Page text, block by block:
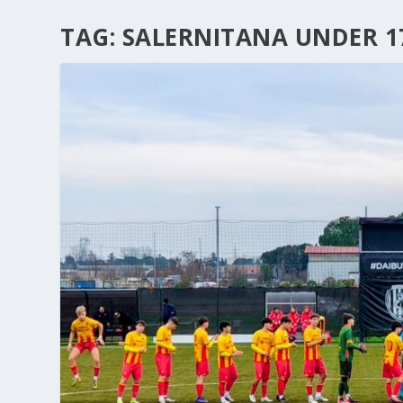
TAG: SALERNITANA UNDER